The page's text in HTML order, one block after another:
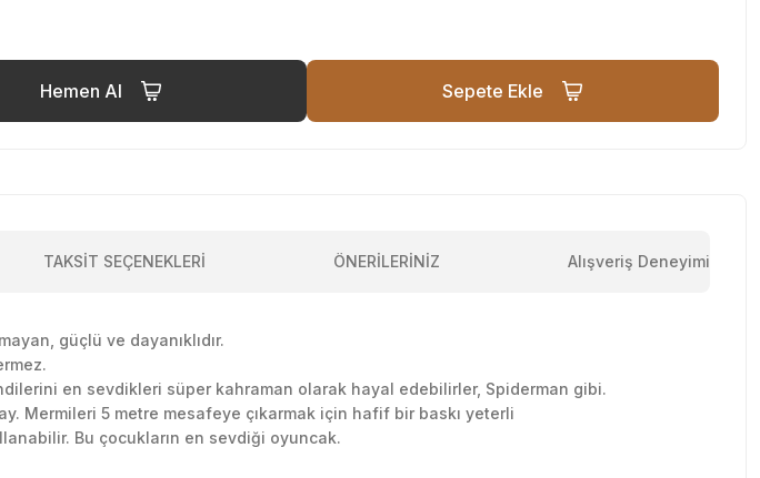
Hemen Al Sepete Ekle
TAKSİT SEÇENEKLERİ ÖNERİLERİNİZ Alışveriş Deneyimi
güçlü ve dayanıklıdır.
en sevdikleri süper kahraman olarak hayal edebilirler, Spiderman gibi.
Mermileri 5 metre mesafeye çıkarmak için hafif bir baskı yeterli
Bu çocukların en sevdiği oyuncak.